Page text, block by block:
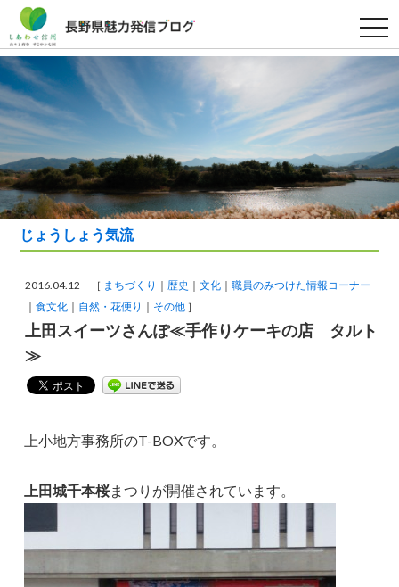
t
o
g
l
e
n
a
g
a
t
o
じょうしょう気流
2016.04.12 ［ まちづくり 歴史 文化
職員のみつけた情報コーナー
食文化
自然・花便り その他 ］
上田スイーツさんぽ≪手作りケーキの店 タルト
≫
上小地方事務所のT-BOXです。
上田城千本桜まつりが開催されています。